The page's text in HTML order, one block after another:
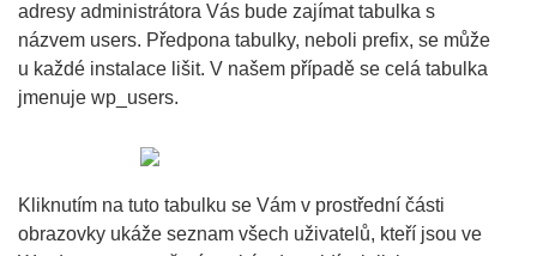
adresy administrátora Vás bude zajímat tabulka s
názvem users. Předpona tabulky, neboli prefix, se může
u každé instalace lišit. V našem případě se celá tabulka
jmenuje wp_users.
Kliknutím na tuto tabulku se Vám v prostřední části
obrazovky ukáže seznam všech uživatelů, kteří jsou ve